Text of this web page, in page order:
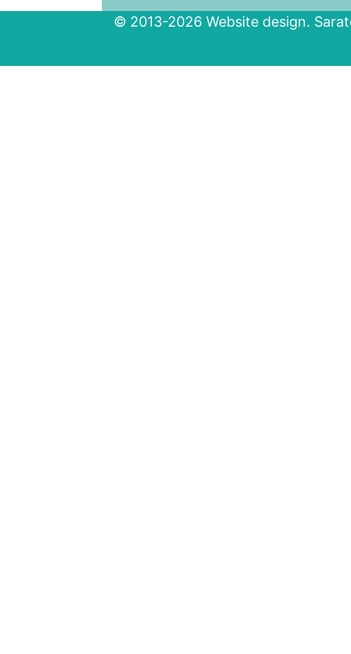
© 2013-2026 Website design.